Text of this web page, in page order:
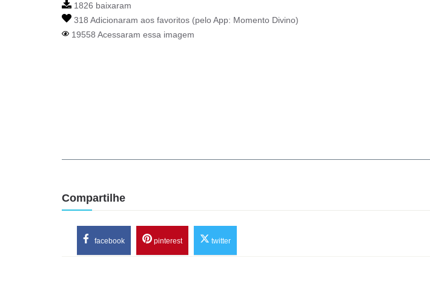
1826 baixaram
318 Adicionaram aos favoritos (pelo App: Momento Divino)
19558 Acessaram essa imagem
Compartilhe
facebook pinterest twitter